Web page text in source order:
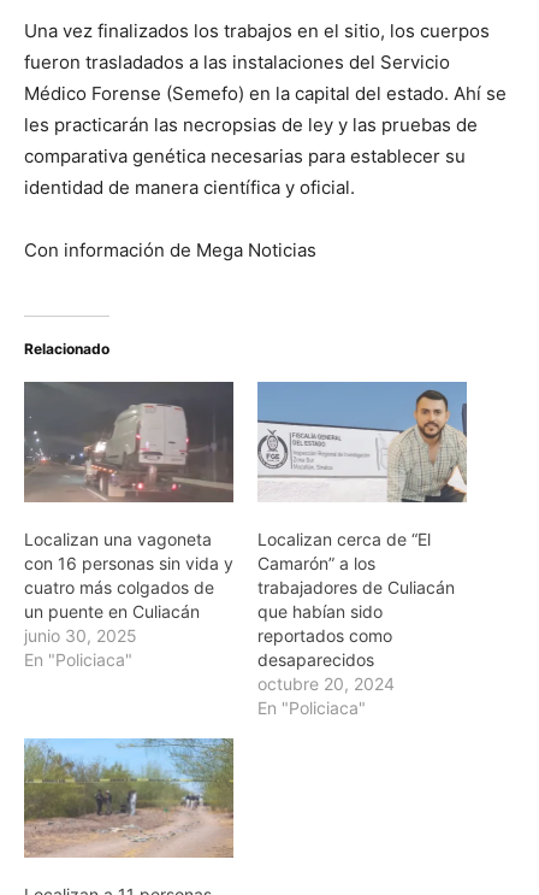
Una vez finalizados los trabajos en el sitio, los cuerpos
fueron trasladados a las instalaciones del Servicio
Médico Forense (Semefo) en la capital del estado. Ahí se
les practicarán las necropsias de ley y las pruebas de
comparativa genética necesarias para establecer su
identidad de manera científica y oficial.
Con información de Mega Noticias
Relacionado
Localizan una vagoneta
con 16 personas sin vida y
cuatro más colgados de
un puente en Culiacán
junio 30, 2025
En "Policiaca"
Localizan cerca de “El
Camarón” a los
trabajadores de Culiacán
que habían sido
reportados como
desaparecidos
octubre 20, 2024
En "Policiaca"